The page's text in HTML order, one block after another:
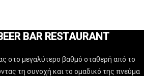
BAR RESTAURANT
στο μεγαλύτερο βαθμό σταθερή από το
τη συνοχή και το ομαδικό της πνεύμα